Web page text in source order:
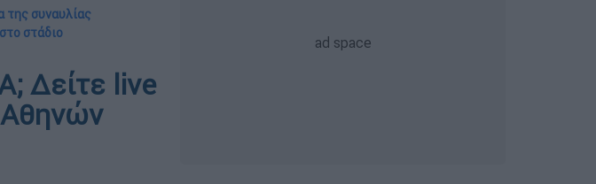
της συναυλίας
στάδιο
Δείτε live
Αθηνών